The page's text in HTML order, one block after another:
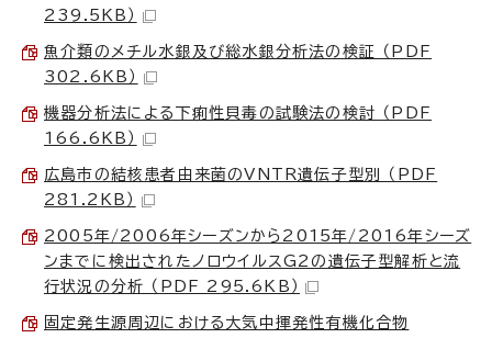
239.5KB）
魚介類のメチル水銀及び総水銀分析法の検証 （PDF
302.6KB）
機器分析法による下痢性貝毒の試験法の検討 （PDF
166.6KB）
広島市の結核患者由来菌のVNTR遺伝子型別 （PDF
281.2KB）
2005年/2006年シーズンから2015年/2016年シーズ
ンまでに検出されたノロウイルスG2の遺伝子型解析と流
行状況の分析 （PDF 295.6KB）
固定発生源周辺における大気中揮発性有機化合物